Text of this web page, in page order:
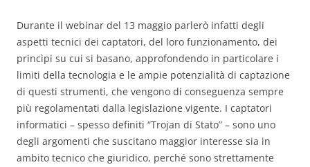
Durante il webinar del 13 maggio parlerò infatti degli
aspetti tecnici dei captatori, del loro funzionamento, dei
princìpi su cui si basano, approfondendo in particolare i
limiti della tecnologia e le ampie potenzialità di captazione
di questi strumenti, che vengono di conseguenza sempre
più regolamentati dalla legislazione vigente. I captatori
informatici – spesso definiti “Trojan di Stato” – sono uno
degli argomenti che suscitano maggior interesse sia in
ambito tecnico che giuridico, perché sono strettamente